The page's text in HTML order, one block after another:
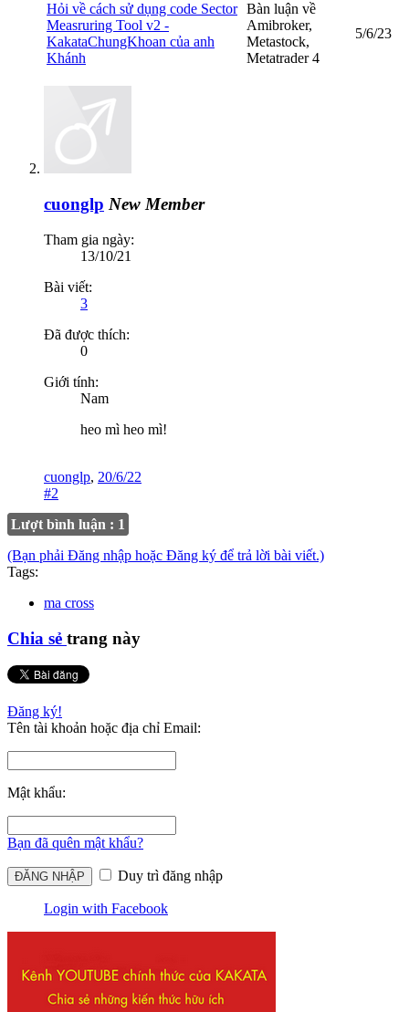
Hỏi về cách sử dụng code Sector
Measruring Tool v2 -
KakataChungKhoan của anh
Khánh
Bàn luận về
Amibroker,
Metastock,
Metatrader 4
5/6/23
cuonglp New Member
Tham gia ngày:
13/10/21
Bài viết:
3
Đã được thích:
0
Giới tính:
Nam
heo mì heo mì!
cuonglp, 20/6/22
#2
Lượt bình luận : 1
(Bạn phải Đăng nhập hoặc Đăng ký để trả lời bài viết.)
Tags:
ma cross
Chia sẻ trang này
Đăng ký!
Tên tài khoản hoặc địa chỉ Email:
Mật khẩu:
Bạn đã quên mật khẩu?
Duy trì đăng nhập
Login with Facebook